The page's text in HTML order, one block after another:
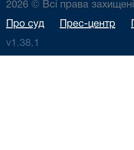
2026 © Всі права захищені
Про суд Прес-центр
v1.38.1